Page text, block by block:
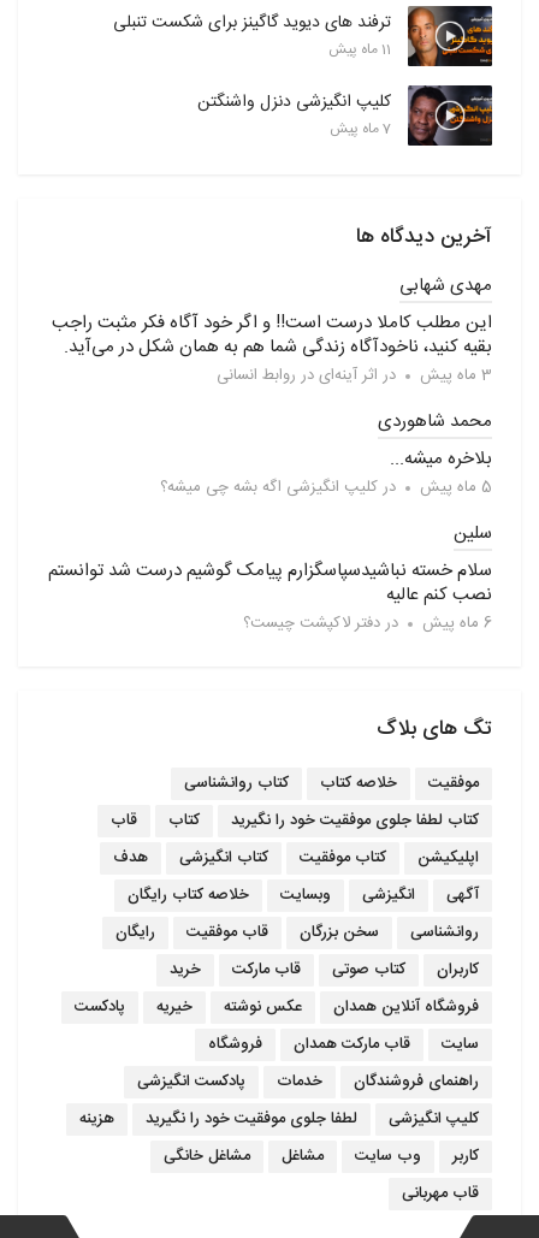
ترفند های دیوید گاگینز برای شکست تنبلی
11 ماه پیش
کلیپ انگیزشی دنزل واشنگتن
7 ماه پیش
آخرین دیدگاه ها
مهدی شهابی
این مطلب کاملا درست است!! و اگر خود آگاه فکر مثبت راجب
بقیه کنید، ناخودآگاه زندگی شما هم به همان شکل در می‌آید.
3 ماه پیش در اثر آینه‌ای در روابط انسانی
محمد شاهوردی
بلاخره میشه...
5 ماه پیش درکلیپ انگیزشی اگه بشه چی میشه؟
سلین
سلام خسته نباشیدسپاسگزارم پیامک گوشیم درست شد توانستم
نصب کنم عالیه
6 ماه پیش دردفتر لاکپشت چیست؟
تگ های بلاگ
موفقیت خلاصه کتاب
کتاب روانشناسی
کتاب لطفا جلوی موفقیت خود را نگیرید
کتاب
قاب
اپلیکیشن
کتاب موفقیت کتاب انگیزشی
هدف
آگهی
انگیزشی وبسایت
خلاصه کتاب رایگان
روانشناسی
سخن بزرگان قاب موفقیت
رایگان
کاربران
کتاب صوتی قاب مارکت
خرید
فروشگاه آنلاین همدان
عکس نوشته خیریه
پادکست
سایت
قاب مارکت همدان
فروشگاه
راهنمای فروشندگان
خدمات
پادکست انگیزشی
کلیپ انگیزشی
لطفا جلوی موفقیت خود را نگیرید
هزینه
کاربر
وب سایت مشاغل
مشاغل خانگی
قاب مهربانی